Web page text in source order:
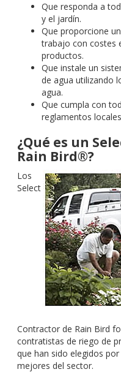
Que responda a
y el jardín.
Que proporcione
trabajo con costes
productos.
Que instale un
de agua utilizando
agua.
Que cumpla con
reglamentos
¿Qué es un
Rain Bird®?
Los
Select
Contractor de Rain Bird
contratistas de riego de
que han sido elegidos
mejores del sector.